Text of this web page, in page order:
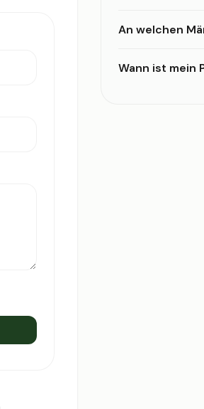
An welchen
Wann ist mein